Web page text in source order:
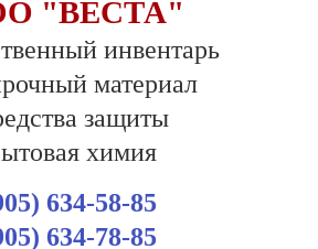
"ВЕСТА"
инвентарь
материал
защиты
химия
634-58-85
634-78-85